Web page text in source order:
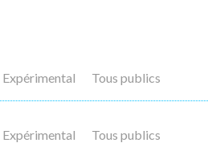
Expérimental Tous publics
Expérimental Tous publics